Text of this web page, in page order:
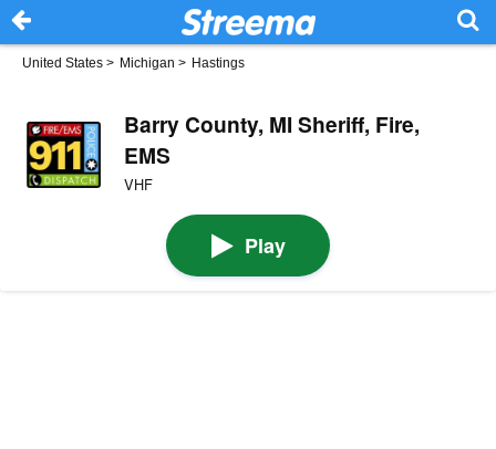
United States > Michigan > Hastings
Barry County, MI Sheriff, Fire,
EMS
VHF
Play